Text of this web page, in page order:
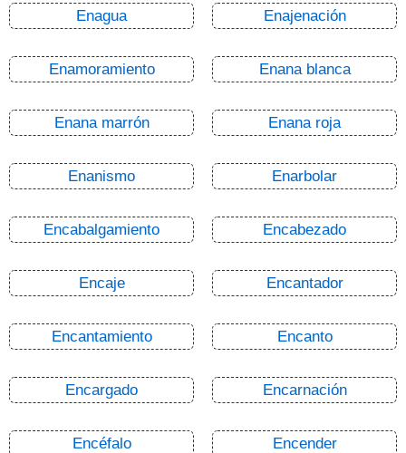
Enagua Enajenación
Enamoramiento Enana blanca
Enana marrón Enana roja
Enanismo Enarbolar
Encabalgamiento Encabezado
Encaje Encantador
Encantamiento Encanto
Encargado Encarnación
Encéfalo Encender